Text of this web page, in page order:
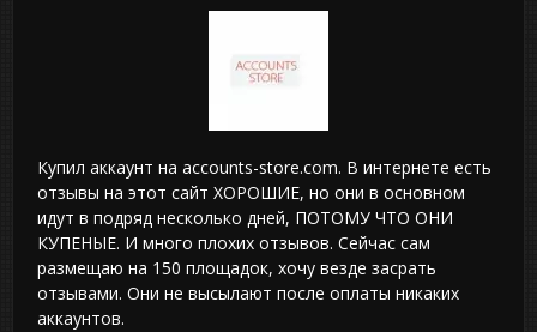
Купил аккаунт на accounts-store.com. В интернете есть
отзывы на этот сайт ХОРОШИЕ, но они в основном
идут в подряд несколько дней, ПОТОМУ ЧТО ОНИ
КУПЕНЫЕ. И много плохих отзывов. Сейчас сам
размещаю на 150 площадок, хочу везде засрать
отзывами. Они не высылают после оплаты никаких
аккаунтов.